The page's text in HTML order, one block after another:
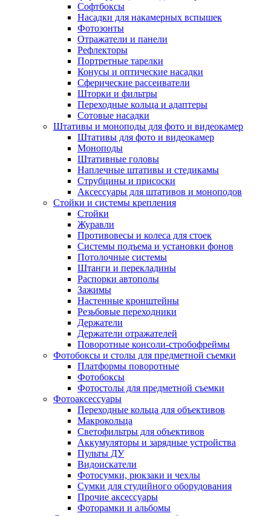
Софтбоксы
Насадки для накамерных вспышек
Фотозонты
Отражатели и панели
Рефлекторы
Портретные тарелки
Конусы и оптические насадки
Сферические рассеиватели
Шторки и фильтры
Переходные кольца и адаптеры
Сотовые насадки
Штативы и моноподы для фото и видеокамер
Штативы для фото и видеокамер
Моноподы
Штативные головы
Наплечные штативы и стедикамы
Струбцины и присоски
Аксессуары для штативов и моноподов
Стойки и системы крепления
Стойки
Журавли
Противовесы и колеса для стоек
Системы подъема и установки фонов
Потолочные системы
Штанги и перекладины
Распорки автополы
Зажимы
Настенные кронштейны
Резьбовые переходники
Держатели
Держатели отражателей
Поворотные консоли-стробофреймы
Фотобоксы и столы для предметной съемки
Платформы поворотные
Фотобоксы
Фотостолы для предметной съемки
Фотоаксессуары
Переходные кольца для объективов
Макрокольца
Светофильтры для объективов
Аккумуляторы и зарядные устройства
Пульты ДУ
Видоискатели
Фотосумки, рюкзаки и чехлы
Сумки для студийного оборудования
Прочие аксессуары
Фоторамки и альбомы